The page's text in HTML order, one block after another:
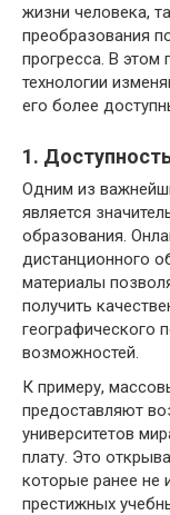
жизни человека,
преобразования
прогресса. В
технологии
его более
1.
Одним из
является
образования.
дистанционного
материалы
получить
географического
возможностей.
К примеру,
предоставляют
университетов
плату. Это
которые ранее не
престижных